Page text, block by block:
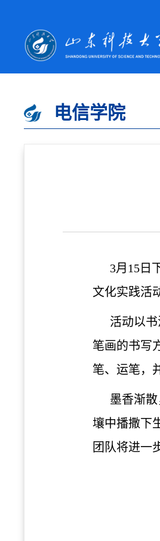
电信学院
3月 15 日
文化实践活
活动以
笔画的书写
笔、运笔，
墨香渐
壤中播撒下
团队将进一